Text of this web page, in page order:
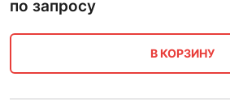
по запросу
В КОРЗИНУ